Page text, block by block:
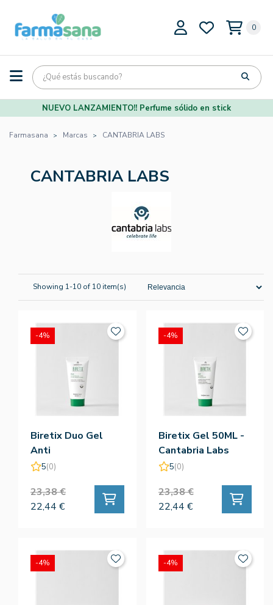
0
NUEVO LANZAMIENTO!! Perfume sólido en stick
Farmasana Marcas CANTABRIA LABS
CANTABRIA LABS
Showing 1-10 of 10 item(s)
Biretix Duo Gel
Anti
Imperfecciones
Labs
5(0)
23,38 €
22,44 €
-4%
Biretix Gel 50ML -
Cantabria Labs
5(0)
23,38 €
22,44 €
-4%
-4% -4%